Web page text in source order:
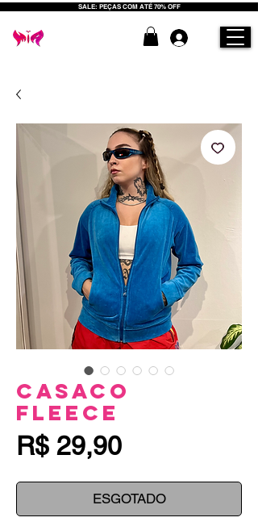
SALE: PEÇAS COM ATÉ 70% OFF
Casaco
Fleece
R$ 29,90Preço
ESGOTADO